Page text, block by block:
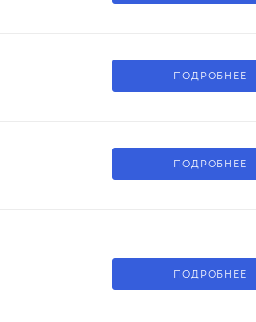
ПОДРОБНЕЕ
ПОДРОБНЕЕ
ПОДРОБНЕЕ